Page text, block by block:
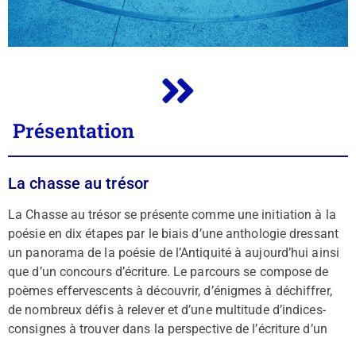
Présentation
La chasse au trésor
La Chasse au trésor se présente comme une initiation à la
poésie en dix étapes par le biais d’une anthologie dressant
un panorama de la poésie de l’Antiquité à aujourd’hui ainsi
que d’un concours d’écriture. Le parcours se compose de
poèmes effervescents à découvrir, d’énigmes à déchiffrer,
de nombreux défis à relever et d’une multitude d’indices-
consignes à trouver dans la perspective de l’écriture d’un